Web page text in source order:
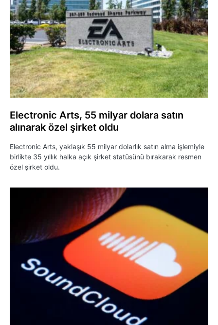
Electronic Arts, 55 milyar dolara satın
alınarak özel şirket oldu
Electronic Arts, yaklaşık 55 milyar dolarlık satın alma işlemiyle
birlikte 35 yıllık halka açık şirket statüsünü bırakarak resmen
özel şirket oldu.